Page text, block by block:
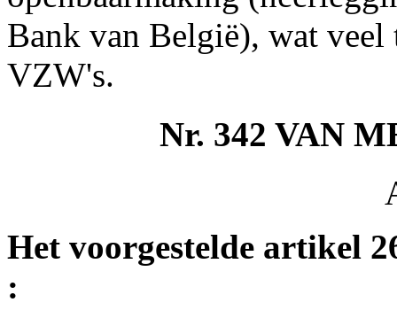
Bank van België), wat
VZW's.
Nr. 342 VAN
Het voorgestelde artikel
: